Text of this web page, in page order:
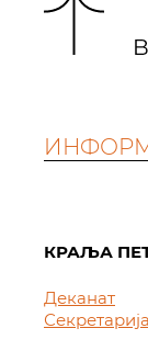
КРАЉА
Деканат